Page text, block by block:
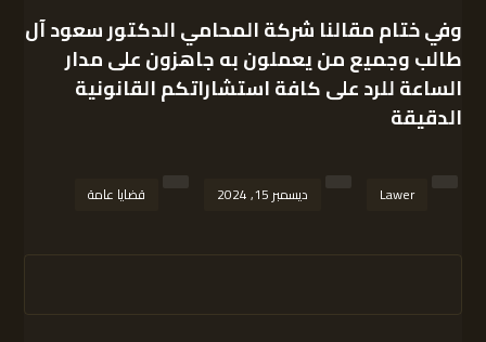
وفي ختام مقالنا شركة المحامي الدكتور سعود آل
طالبوجميع من يعملون به جاهزون على مدار
الساعة للرد على كافة استشاراتكم القانونية
الدقيقة
Lawer ديسمبر 15, 2024 قضايا عامة